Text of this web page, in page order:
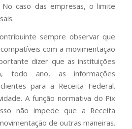
No caso das empresas, o limite
sempre observar que
com a movimentação
dizer que as instituições
todo ano, as informações
para a Receita Federal.
A função normativa do Pix
não impede que a Receita
de outras maneiras.